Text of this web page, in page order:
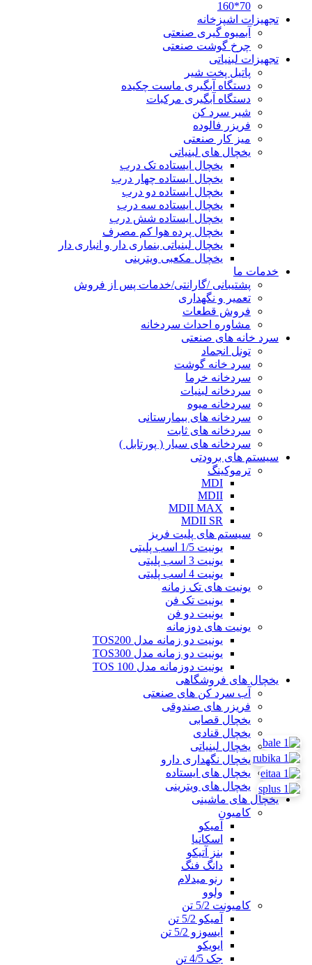
70*160
تجهیزات اشپزخانه
آبمیوه گیری صنعتی
چرخ گوشت صنعتی
تجهیزات لبنیاتی
پاتیل پخت شیر
دستگاه آبگیری ماست چکیده
دستگاه آبگیری مرکبات
شیر سرد کن
فریزر فالوده
میز کار صنعتی
یخچال های لبنیاتی
یخچال ایستاده تک درب
یخچال ایستاده چهار درب
یخچال ایستاده دو درب
یخچال ایستاده سه درب
یخچال ایستاده شش درب
یخچال پرده هوا کم مصرف
یخچال لبنیاتی بنماری دار و انباری دار
یخچال مکعبی ویترینی
خدمات ما
پشتیبانی /گارانتی/خدمات پس از فروش
تعمیر و نگهداری
فروش قطعات
مشاوره احداث سردخانه
سرد خانه های صنعتی
تونل انجماد
سرد خانه گوشت
سردخانه خرما
سردخانه لبنیات
سردخانه میوه
سردخانه های بیمارستانی
سردخانه های ثابت
سردخانه های سیار ( پورتابل )
سیستم های برودتی
ترموکینگ
MDI
MDII
MDII MAX
MDII SR
سیستم های پلیت فریز
یونیت 1/5 اسب پلیتی
یونیت 3 اسب پلیتی
یونیت 4 اسب پلیتی
یونیت های تک زمانه
یونیت تک فن
یونیت دو فن
یونیت های دوزمانه
یونیت دو زمانه مدل TOS200
یونیت دو زمانه مدل TOS300
یونیت دوزمانه مدل TOS 100
یخچال های فروشگاهی
آب سرد کن های صنعتی
فریزر های صندوقی
یخچال قصابی
یخچال قنادی
یخچال لبنیاتی
یخچال نگهداری دارو
یخچال های ایستاده
یخچال های ویترینی
یخچال های ماشینی
کامیون
آمیکو
اسکانیا
بنز آتیکو
دانگ فنگ
رنو میدلام
ولوو
کامیونت 5/2 تن
آمیکو 5/2 تن
ایسوزو 5/2 تن
ایویکو
جک 4/5 تن